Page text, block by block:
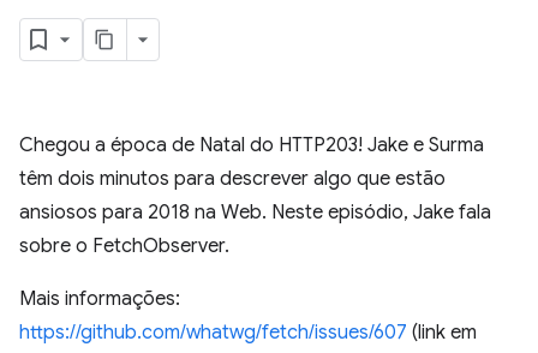
Chegou a época de Natal do HTTP203! Jake e Surma
têm dois minutos para descrever algo que estão
ansiosos para 2018 na Web. Neste episódio, Jake fala
sobre o FetchObserver.
Mais informações:
https://github.com/whatwg/fetch/issues/607 (link em